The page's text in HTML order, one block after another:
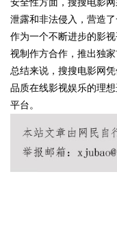
Bo
安全性方面，搜搜电影
泄露和非法侵入，营造
作为一个不断进步的影
视制作方合作，推出独
总结来说，搜搜电影网
品质在线影视娱乐的理
平台。